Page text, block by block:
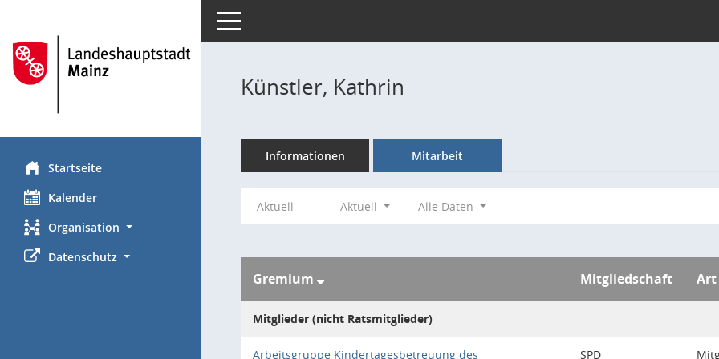
Startseite
Kalender
Organisation
Datenschutz
Toggle navigation
Künstler, Kathrin
Informationen Mitarbeit
Aktuell Aktuell Alle Daten
Gremium Mitgliedschaft
Mitglieder (nicht Ratsmitglieder)
Arbeitsgruppe Kindertagesbetreuung des
SPD